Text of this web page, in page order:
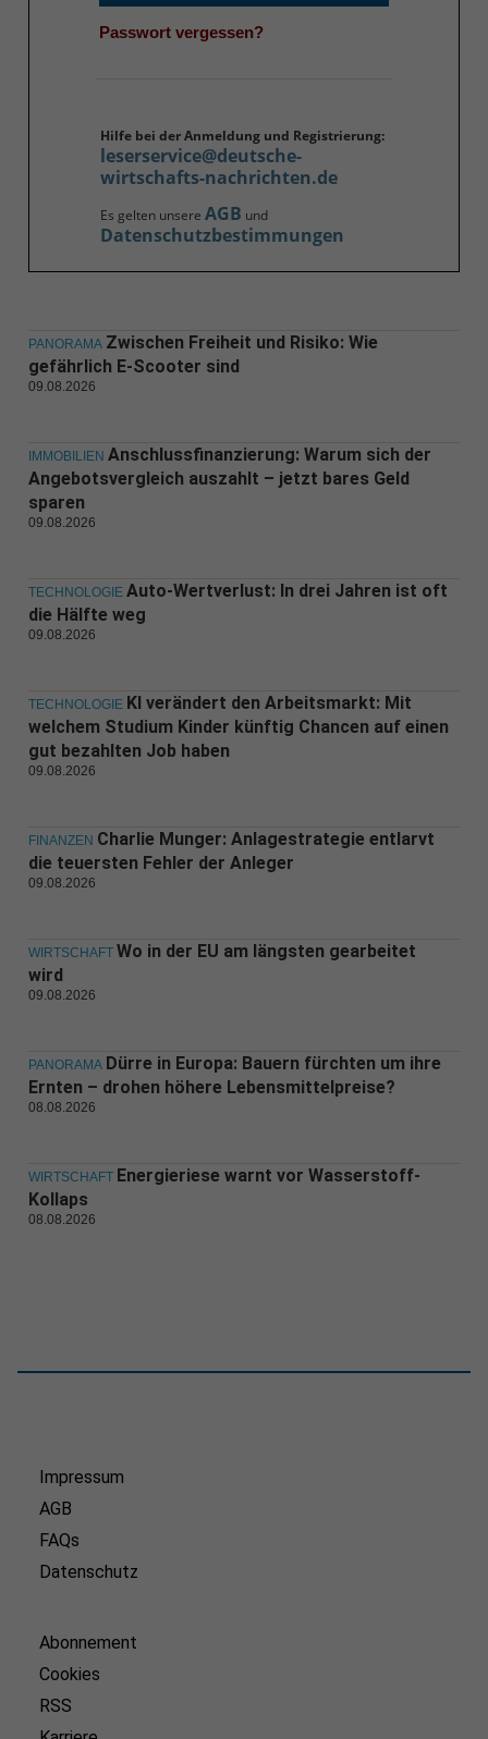
Passwort vergessen?
Hilfe bei der Anmeldung und Registrierung:
leserservice@deutsche-
wirtschafts-nachrichten.de
Es gelten unsere AGB und
Datenschutzbestimmungen
PANORAMA Zwischen Freiheit und Risiko: Wie
gefährlich E-Scooter sind
09.08.2026
IMMOBILIEN Anschlussfinanzierung: Warum sich der
Angebotsvergleich auszahlt – jetzt bares Geld
sparen
09.08.2026
TECHNOLOGIE Auto-Wertverlust: In drei Jahren ist oft
die Hälfte weg
09.08.2026
TECHNOLOGIE KI verändert den Arbeitsmarkt: Mit
welchem Studium Kinder künftig Chancen auf einen
gut bezahlten Job haben
09.08.2026
FINANZEN Charlie Munger: Anlagestrategie entlarvt
die teuersten Fehler der Anleger
09.08.2026
WIRTSCHAFT Wo in der EU am längsten gearbeitet
wird
09.08.2026
PANORAMA Dürre in Europa: Bauern fürchten um ihre
Ernten – drohen höhere Lebensmittelpreise?
08.08.2026
WIRTSCHAFT Energieriese warnt vor Wasserstoff-
Kollaps
08.08.2026
Impressum
AGB
FAQs
Datenschutz
Abonnement
Cookies
RSS